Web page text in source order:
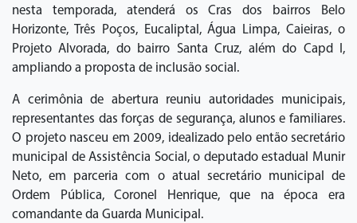
nesta temporada, atenderá os Cras dos bairros Belo
Horizonte, Três Poços, Eucaliptal, Água Limpa, Caieiras, o
Projeto Alvorada, do bairro Santa Cruz, além do Capd I,
ampliando a proposta de inclusão social.
A cerimônia de abertura reuniu autoridades municipais,
representantes das forças de segurança, alunos e familiares.
O projeto nasceu em 2009, idealizado pelo então secretário
municipal de Assistência Social, o deputado estadual Munir
Neto, em parceria com o atual secretário municipal de
Ordem Pública, Coronel Henrique, que na época era
comandante da Guarda Municipal.